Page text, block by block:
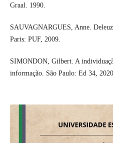
Graal. 1990.
SAUVAGNARGUES, Anne.
Paris: PUF, 2009.
SIMONDON, Gilbert. A
informação. São Paulo: Ed 34, 2020.